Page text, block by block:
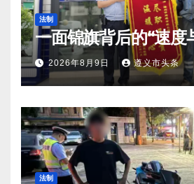
法制
一面锦旗背后的“速度
2026年8月9日 遵义市头条
法制